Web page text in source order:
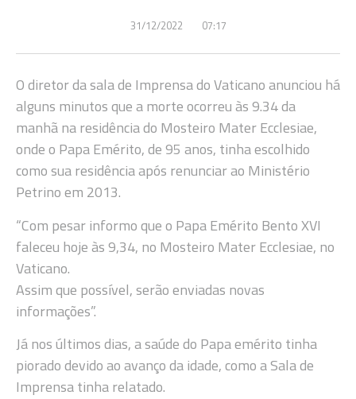
31/12/2022 07:17
O diretor da sala de Imprensa do Vaticano anunciou há
alguns minutos que a morte ocorreu às 9.34 da
manhã na residência do Mosteiro Mater Ecclesiae,
onde o Papa Emérito, de 95 anos, tinha escolhido
como sua residência após renunciar ao Ministério
Petrino em 2013.
“Com pesar informo que o Papa Emérito Bento XVI
faleceu hoje às 9,34, no Mosteiro Mater Ecclesiae, no
Vaticano.
Assim que possível, serão enviadas novas
informações”.
Já nos últimos dias, a saúde do Papa emérito tinha
piorado devido ao avanço da idade, como a Sala de
Imprensa tinha relatado.